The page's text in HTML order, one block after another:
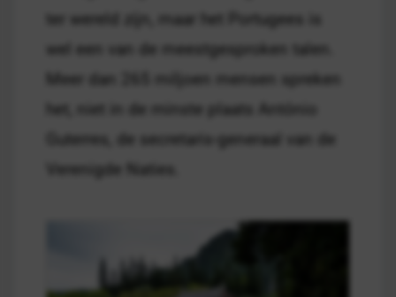
ter wereld zijn, maar het Portugees is
wel een van de meestgesproken talen.
Meer dan 265 miljoen mensen spreken
het, niet in de minste plaats António
Guterres, de secretaris-generaal van de
Verenigde Naties.